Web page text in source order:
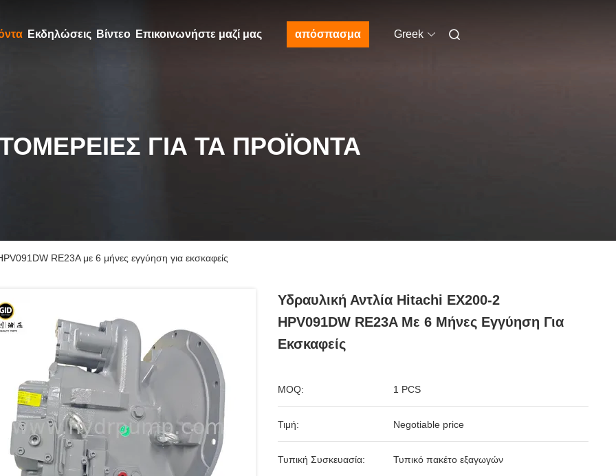
Εκδηλώσεις Βίντεο Επικοινωνήστε μαζί μας απόσπασμα Greek
ΓΙΑ ΤΑ ΠΡΟΪΌΝΤΑ
RE23A με 6 μήνες εγγύηση για εκσκαφείς
Υδραυλική Αντλία Hitachi EX200-2
HPV091DW RE23A Με 6 Μήνες Εγγύηση Για
Εκσκαφείς
MOQ: 1 PCS
Τιμή: Negotiable price
Τυπική Συσκευασία: Τυπικό πακέτο εξαγωγών